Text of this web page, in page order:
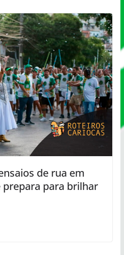
de rua em
prepara para brilhar